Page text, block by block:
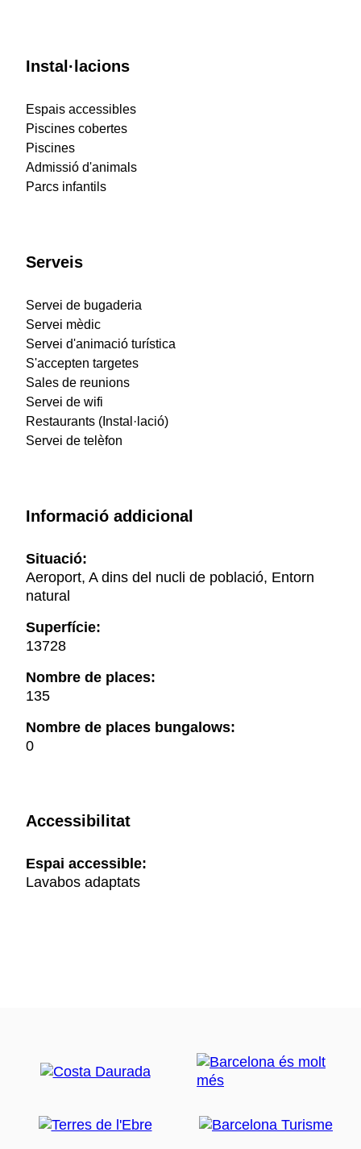
Instal·lacions
Espais accessibles
Piscines cobertes
Piscines
Admissió d'animals
Parcs infantils
Serveis
Servei de bugaderia
Servei mèdic
Servei d'animació turística
S'accepten targetes
Sales de reunions
Servei de wifi
Restaurants (Instal·lació)
Servei de telèfon
Informació addicional
Situació:
Aeroport, A dins del nucli de població, Entorn
natural
Superfície:
13728
Nombre de places:
135
Nombre de places bungalows:
0
Accessibilitat
Espai accessible:
Lavabos adaptats